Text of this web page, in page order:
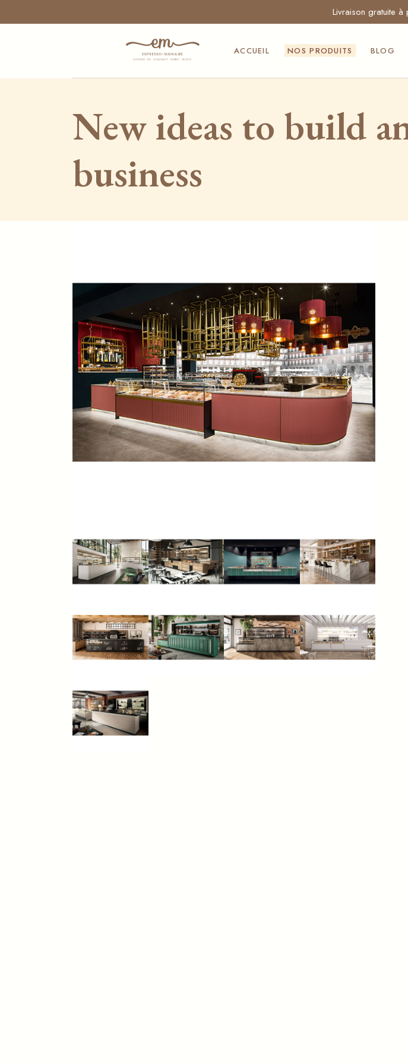
the
Livraison gratuite
ACCUEIL NOS PRODUITS
Mocambo
Machines à café
Produits
Aménagement et
comptoirs pour
Horeca
Vitrines à glace
professionnelles
Frigo vitrines pour
pâtisseries
Comptoir pour
BLOG
Cafés Moak et
Machines à café
Produits Suavis
comptoirs pour
Frigo vitrines pour
pâtisseries
Comptoir pour
boulangeries
New ideas to build
business